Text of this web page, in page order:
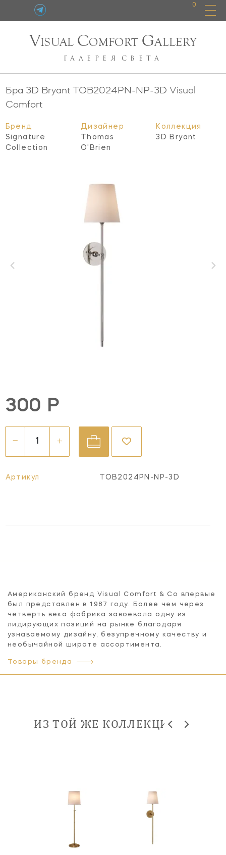
0
VISUAL COMFORT GALLERY
ГАЛЕРЕЯ СВЕТА
Бра 3D Bryant TOB2024PN-NP-3D Visual
Comfort
Бренд
Signature
Collection
Дизайнер
Thomas
O'Brien
Коллекция
3D Bryant
300 Р
Артикул TOB2024PN-NP-3D
Американский бренд Visual Comfort & Co впервые
был представлен в 1987 году. Более чем через
четверть века фабрика завоевала одну из
лидирующих позиций на рынке благодаря
узнаваемому дизайну, безупречному качеству и
необычайной широте ассортимента.
Товары бренда
ИЗ ТОЙ ЖЕ КОЛЛЕКЦИИ